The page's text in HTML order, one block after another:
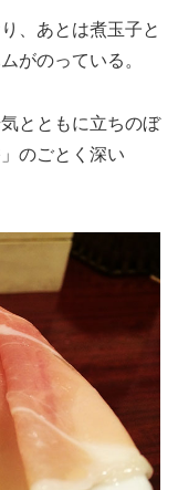
、あとは煮玉子と
がのっている。
とともに立ちのぼ
のごとく深い